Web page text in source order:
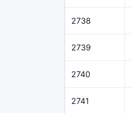
2738
2739
2740
2741